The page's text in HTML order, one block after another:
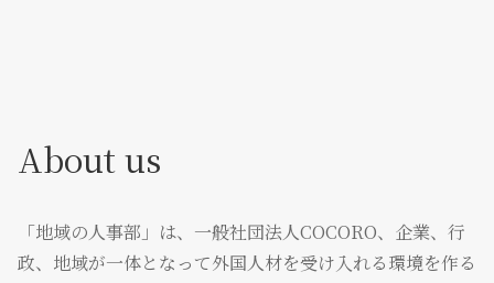
About us
「地域の人事部」は、一般社団法人COCORO、企業、行
政、地域が一体となって外国人材を受け入れる環境を作る